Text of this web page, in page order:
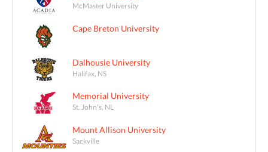
McMaster University
Cape Breton University
Dalhousie University
Halifax, NS
Memorial University
St. John's, NL
Mount Allison University
Sackville